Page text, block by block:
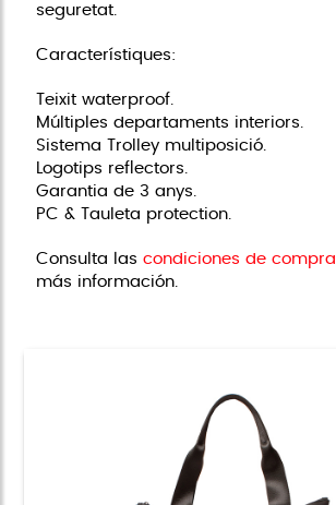
seguretat.
Característiques:
Teixit waterproof.
Múltiples departaments interiors.
Sistema Trolley multiposició.
Logotips reflectors.
Garantia de 3 anys.
PC & Tauleta protection.
Consulta lascondiciones de compra
más información.